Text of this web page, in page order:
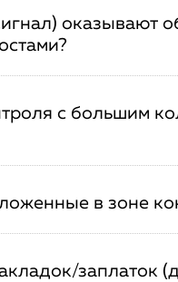
оказывают
с большим
в зоне
заплаток